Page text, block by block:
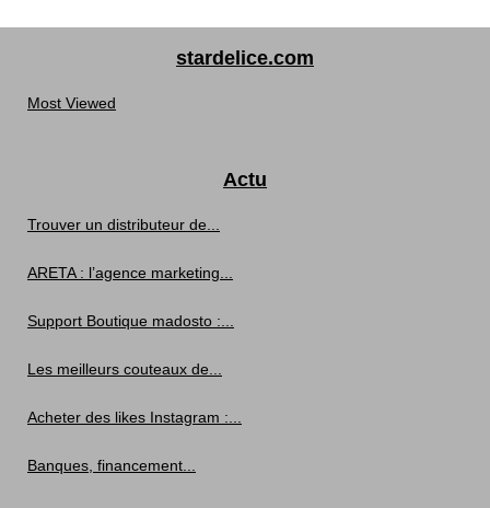
stardelice.com
Most Viewed
Actu
Trouver un distributeur de...
ARETA : l’agence marketing...
Support Boutique madosto :...
Les meilleurs couteaux de...
Acheter des likes Instagram :...
Banques, financement...